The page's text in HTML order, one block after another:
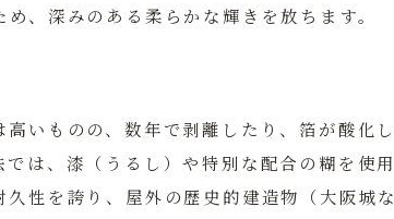
、深みのある柔らかな輝きを放ちます。
いものの、数年で剥離したり、箔が酸化
は、漆（うるし）や特別な配合の糊を使
性を誇り、屋外の歴史的建造物（大阪城